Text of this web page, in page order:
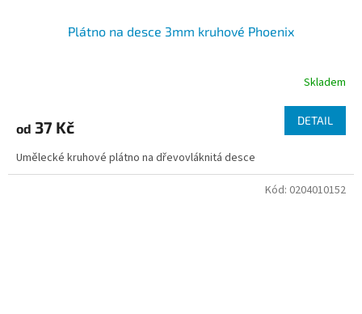
Plátno na desce 3mm kruhové Phoenix
Skladem
od 37 Kč DETAIL
Umělecké kruhové plátno na dřevovláknitá desce
Kód: 0204010152